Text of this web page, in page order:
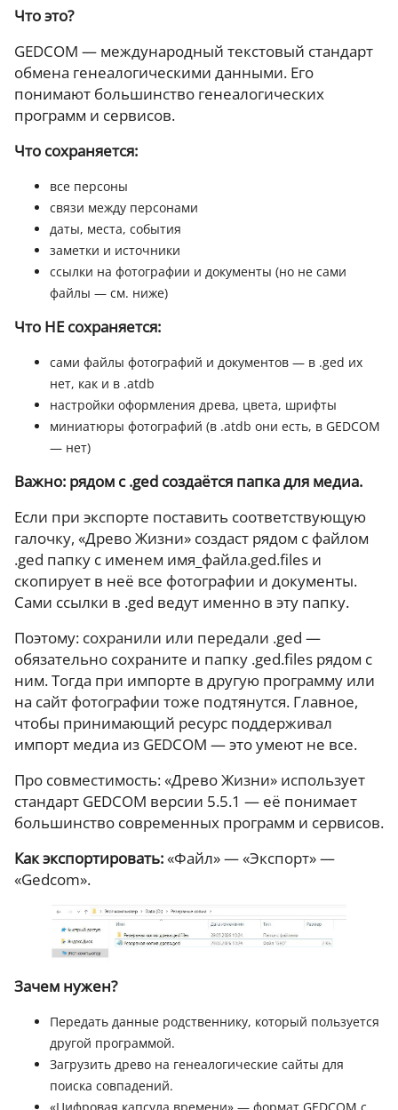
Что это?
GEDCOM — международный текстовый стандарт
обмена генеалогическими данными. Его
понимают большинство генеалогических
программ и сервисов.
Что сохраняется:
все персоны
связи между персонами
даты, места, события
заметки и источники
ссылки на фотографии и документы (но не сами
файлы — см. ниже)
Что НЕ сохраняется:
сами файлы фотографий и документов — в .ged их
нет, как и в .atdb
настройки оформления древа, цвета, шрифты
миниатюры фотографий (в .atdb они есть, в GEDCOM
— нет)
Важно: рядом с .ged создаётся папка для медиа.
Если при экспорте поставить соответствующую
галочку, «Древо Жизни» создаст рядом с файлом
.ged папку с именем имя_файла.ged.files и
скопирует в неё все фотографии и документы.
Сами ссылки в .ged ведут именно в эту папку.
Поэтому: сохранили или передали .ged —
обязательно сохраните и папку .ged.files рядом с
ним. Тогда при импорте в другую программу или
на сайт фотографии тоже подтянутся. Главное,
чтобы принимающий ресурс поддерживал
импорт медиа из GEDCOM — это умеют не все.
Про совместимость: «Древо Жизни» использует
стандарт GEDCOM версии 5.5.1 — её понимает
большинство современных программ и сервисов.
Как экспортировать:«Файл» — «Экспорт» —
«Gedcom».
Зачем нужен?
Передать данные родственнику, который пользуется
другой программой.
Загрузить древо на генеалогические сайты для
поиска совпадений.